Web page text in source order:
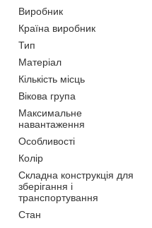
Виробник
Країна виробник
Тип
Матеріал
Кількість місць
Вікова група
Максимальне
навантаження
Особливості
Колір
Складна конструкція для
зберігання і
транспортування
Стан